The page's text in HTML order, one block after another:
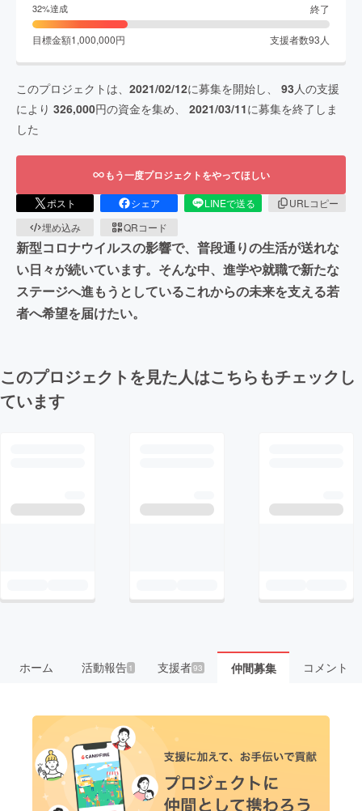
32%達成 終了
目標金額1,000,000円 支援者数93 人
このプロジェクトは、 2021/02/12に募集を開始し、 93 人の支援
により 326,000円の資金を集め、 2021/03/11に募集を終了しま
した
もう一度プロジェクトをやってほしい
ポスト シェア LINEで送る
URLコピー
埋め込み
QRコード
新型コロナウイルスの影響で、普段通りの生活が送れな
い日々が続いています。そんな中、進学や就職で新たな
ステージへ進もうとしているこれからの未来を支える若
者へ希望を届けたい。
このプロジェクトを見た人はこちらもチェックし
ています
ホーム 活動報告1 支援者93 仲間募集 コメント